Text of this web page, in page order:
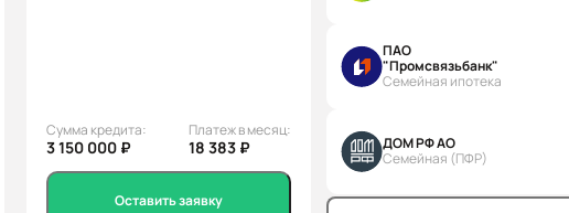
Сумма кредита:
3 150 000 ₽
Платеж в месяц:
18 383 ₽
Оставить заявку
ПАО
"Промсвязьбанк"
Семейная ипотека
ДОМ РФ АО
Семейная (ПФР)